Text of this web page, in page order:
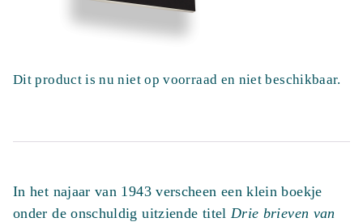
Dit product is nu niet op voorraad en niet beschikbaar.
In het najaar van 1943 verscheen een klein boekje
onder de onschuldig uitziende titel Drie brieven van